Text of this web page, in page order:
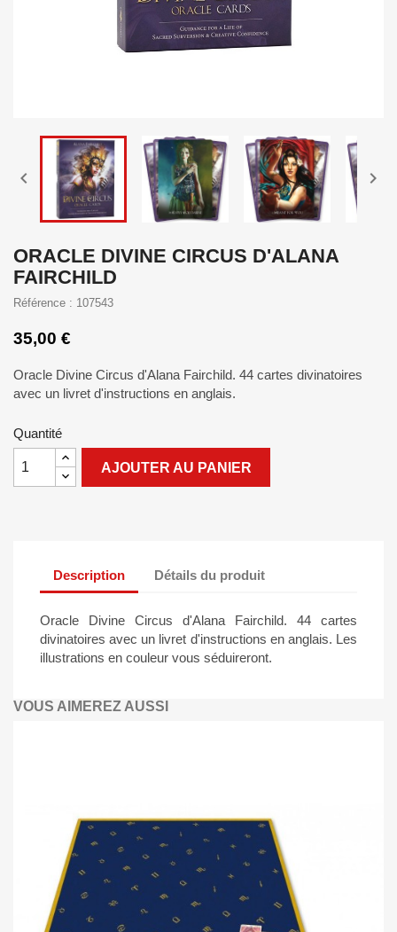
 
ORACLE DIVINE CIRCUS D'ALANA
FAIRCHILD
Référence : 107543
35,00 €
Oracle Divine Circus d'Alana Fairchild. 44 cartes divinatoires
avec un livret d'instructions en anglais.
Quantité
AJOUTER AU PANIER
Description Détails du produit
Oracle Divine Circus d'Alana Fairchild. 44 cartes
divinatoires avec un livret d'instructions en anglais. Les
illustrations en couleur vous séduireront.
VOUS AIMEREZ AUSSI